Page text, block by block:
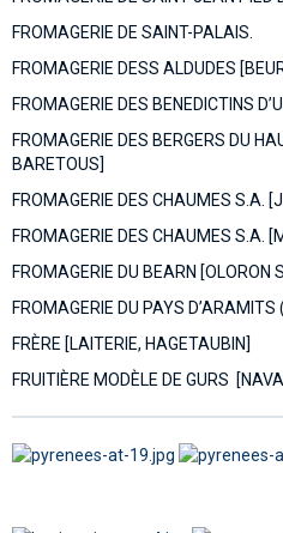
FROMAGERIE DE SAINT-PALAIS.
FROMAGERIE DESS ALDUDES
FROMAGERIE DES BENEDICTINS
FROMAGERIE DES BERGERS DU
BARETOUS]
FROMAGERIE DES CHAUMES S.A.
FROMAGERIE DES CHAUMES S.A.
FROMAGERIE DU BEARN [OLORON
FROMAGERIE DU PAYS
FRÈRE [LAITERIE, HAGETAUBIN]
FRUITIÈRE MODÈLE DE GURS